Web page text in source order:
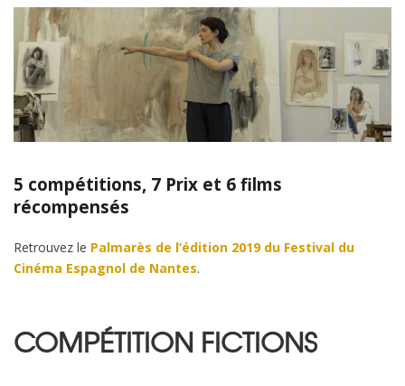
5 compétitions, 7 Prix et 6 films
récompensés
Retrouvez le Palmarès de l’édition 2019 du Festival du
Cinéma Espagnol de Nantes.
COMPÉTITION FICTIONS